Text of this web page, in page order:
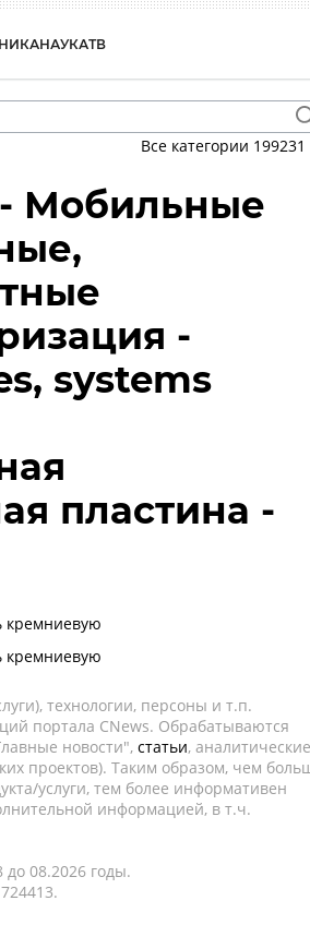
НАУКАТВ
Все категории 199231
Мобильные
-
systems
пластина -
кремниевую
кремниевую
технологии, персоны и т.п.
портала CNews. Обрабатываются
новости", статьи, аналитические
проектов). Таким образом, чем
услуги, тем более информативен
информацией, в т.ч.
08.2026 годы.